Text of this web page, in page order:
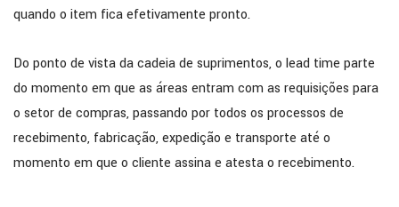
quando o item fica efetivamente pronto.
Do ponto de vista da cadeia de suprimentos, o lead time parte
do momento em que as áreas entram com as requisições para
o setor de compras, passando por todos os processos de
recebimento, fabricação, expedição e transporte até o
momento em que o cliente assina e atesta o recebimento.